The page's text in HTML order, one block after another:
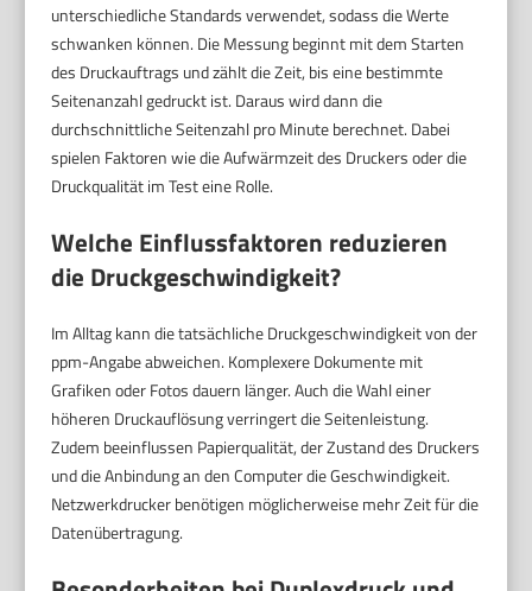
unterschiedliche Standards verwendet, sodass die Werte
schwanken können. Die Messung beginnt mit dem Starten
des Druckauftrags und zählt die Zeit, bis eine bestimmte
Seitenanzahl gedruckt ist. Daraus wird dann die
durchschnittliche Seitenzahl pro Minute berechnet. Dabei
spielen Faktoren wie die Aufwärmzeit des Druckers oder die
Druckqualität im Test eine Rolle.
Welche Einflussfaktoren reduzieren
die Druckgeschwindigkeit?
Im Alltag kann die tatsächliche Druckgeschwindigkeit von der
ppm-Angabe abweichen. Komplexere Dokumente mit
Grafiken oder Fotos dauern länger. Auch die Wahl einer
höheren Druckauflösung verringert die Seitenleistung.
Zudem beeinflussen Papierqualität, der Zustand des Druckers
und die Anbindung an den Computer die Geschwindigkeit.
Netzwerkdrucker benötigen möglicherweise mehr Zeit für die
Datenübertragung.